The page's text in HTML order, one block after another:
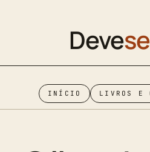
Deve
INÍCIO LIVROS E